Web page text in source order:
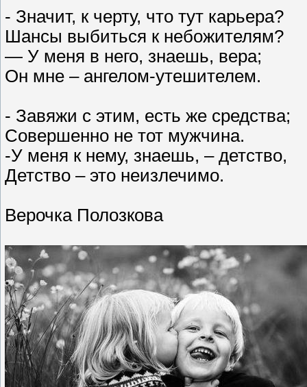
- Значит, к черту, что тут карьера?
Шансы выбиться к небожителям?
— У меня в него, знаешь, вера;
Он мне – ангелом-утешителем.
- Завяжи с этим, есть же средства;
Совершенно не тот мужчина.
-У меня к нему, знаешь, – детство,
Детство – это неизлечимо.
Верочка Полозкова